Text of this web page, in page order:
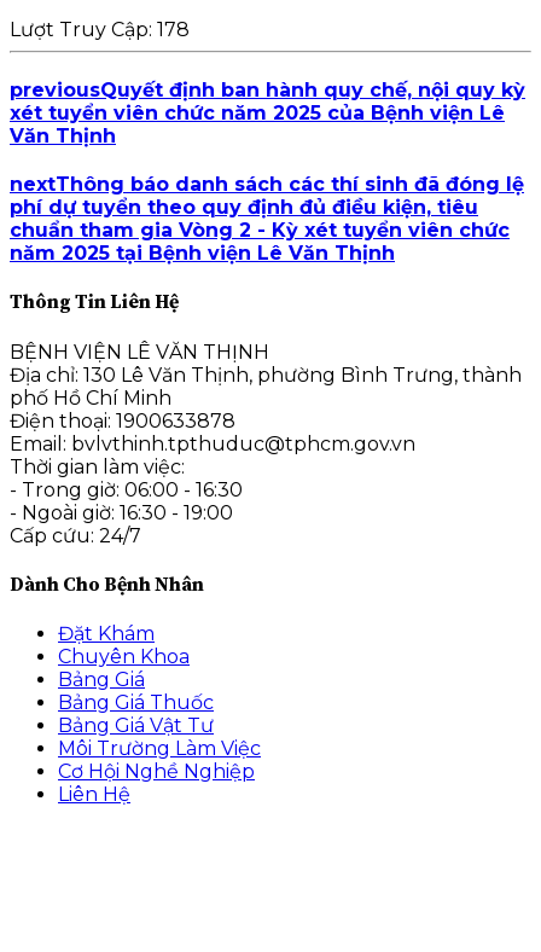
Lượt Truy Cập: 178
previousQuyết định ban hành quy chế, nội quy kỳ
xét tuyển viên chức năm 2025 của Bệnh viện Lê
Văn Thịnh
nextThông báo danh sách các thí sinh đã đóng lệ
phí dự tuyển theo quy định đủ điều kiện, tiêu
chuẩn tham gia Vòng 2 - Kỳ xét tuyển viên chức
năm 2025 tại Bệnh viện Lê Văn Thịnh
Thông Tin Liên Hệ
BỆNH VIỆN LÊ VĂN THỊNH
Địa chỉ: 130 Lê Văn Thịnh, phường Bình Trưng, thành
phố Hồ Chí Minh
Điện thoại: 1900633878
Email: bvlvthinh.tpthuduc@tphcm.gov.vn
Thời gian làm việc:
- Trong giờ: 06:00 - 16:30
- Ngoài giờ: 16:30 - 19:00
Cấp cứu: 24/7
Dành Cho Bệnh Nhân
Đặt Khám
Chuyên Khoa
Bảng Giá
Bảng Giá Thuốc
Bảng Giá Vật Tư
Môi Trường Làm Việc
Cơ Hội Nghề Nghiệp
Liên Hệ